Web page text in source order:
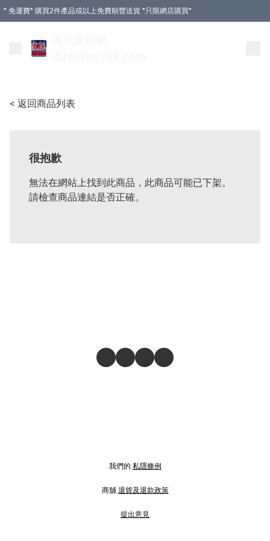
* 免運費* 購買2件產品或以上免費順豐送貨 *只限網店購買*
< 返回商品列表
很抱歉
無法在網站上找到此商品，此商品可能已下架。
請檢查商品連結是否正確。
我們的 私隱條例
商舖 退貨及退款政策
提出意見